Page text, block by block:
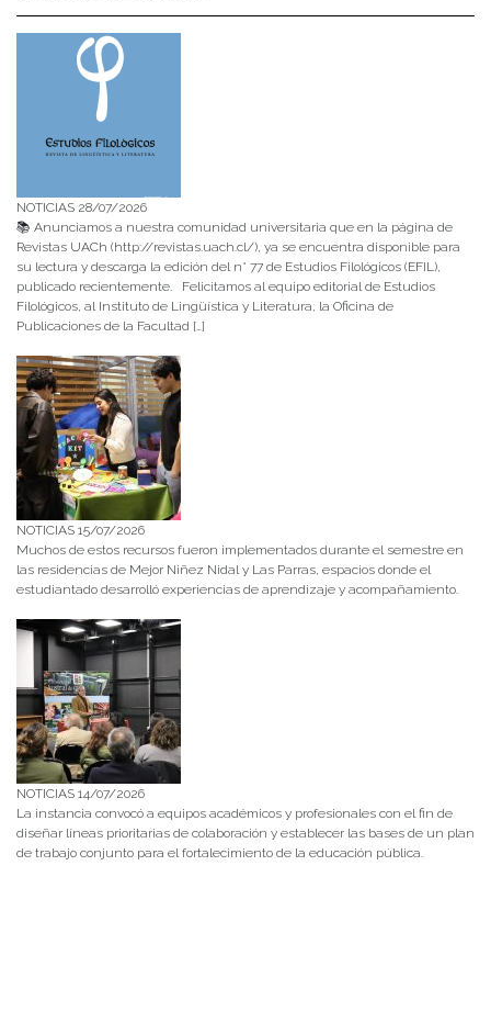
NOTICIAS 28/07/2026
📚 Anunciamos a nuestra comunidad universitaria que en la página de
Revistas UACh (http://revistas.uach.cl/), ya se encuentra disponible para
su lectura y descarga la edición del n° 77 de Estudios Filológicos (EFIL),
publicado recientemente. Felicitamos al equipo editorial de Estudios
Filológicos, al Instituto de Lingüística y Literatura, la Oficina de
Publicaciones de la Facultad […]
NOTICIAS 15/07/2026
Muchos de estos recursos fueron implementados durante el semestre en
las residencias de Mejor Niñez Nidal y Las Parras, espacios donde el
estudiantado desarrolló experiencias de aprendizaje y acompañamiento.
NOTICIAS 14/07/2026
La instancia convocó a equipos académicos y profesionales con el fin de
diseñar líneas prioritarias de colaboración y establecer las bases de un plan
de trabajo conjunto para el fortalecimiento de la educación pública.